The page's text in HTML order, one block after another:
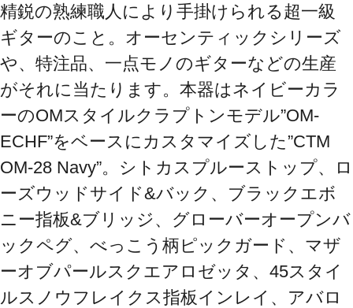
精鋭の熟練職人により手掛けられる超一級
ギターのこと。オーセンティックシリーズ
や、特注品、一点モノのギターなどの生産
がそれに当たります。本器はネイビーカラ
ーのOMスタイルクラプトンモデル”OM-
ECHF”をベースにカスタマイズした”CTM
OM-28 Navy”。シトカスプルーストップ、ロ
ーズウッドサイド&バック、ブラックエボ
ニー指板&ブリッジ、グローバーオープンバ
ックペグ、べっこう柄ピックガード、マザ
ーオブパールスクエアロゼッタ、45スタイ
ルスノウフレイクス指板インレイ、アバロ